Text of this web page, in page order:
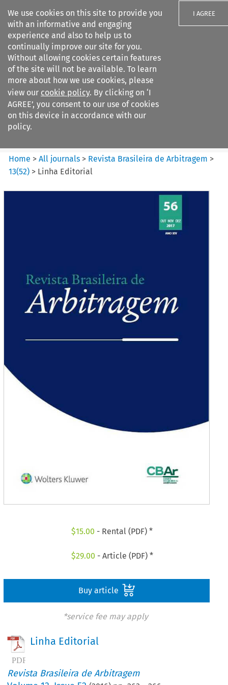
We use cookies on this site to provide you
with an informative and engaging
experience and also to help us to
continually improve our site for you.
Without allowing cookies certain features
of the site will not be available. To learn
more about how we use cookies, please
view our cookie policy. By clicking on ‘I
AGREE’, you consent to our use of cookies
on this device in accordance with our
policy.
I AGREE
Search filters
Revista Brasileira de
Arbitragem
Home >All journals > Revista Brasileira de Arbitragem >
13(52) > Linha Editorial
$15.00 - Rental (PDF) *
$29.00 - Article (PDF) *
Buy article
*service fee may apply
Linha Editorial
Revista Brasileira de Arbitragem